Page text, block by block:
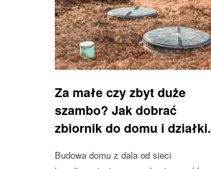
Za małe czy zbyt duże
szambo? Jak dobrać
zbiornik do domu i działki.
Budowa domu z dala od sieci